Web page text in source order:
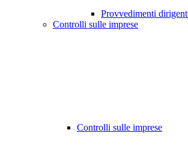
Provvedimenti
Controlli sulle imprese
Controlli sulle imprese